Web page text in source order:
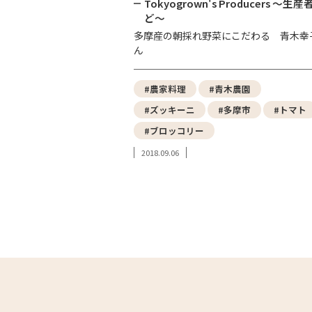
Tokyogrown's Producers ～生産
ど～
多摩産の朝採れ野菜にこだわる 青木幸
ん
#農家料理
#青木農園
#ズッキーニ
#多摩市
#トマト
#ブロッコリー
2018.09.06